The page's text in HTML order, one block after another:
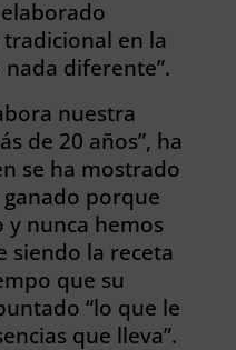
en la
nada diferente”.
nuestra
de 20 años”, ha
se ha mostrado
porque
y nunca hemos
siendo la receta
que su
“lo que le
que lleva”.